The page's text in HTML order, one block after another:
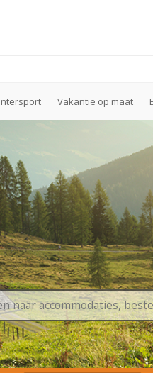
Vakantie op maat